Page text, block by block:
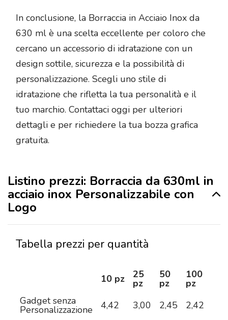
In conclusione, la Borraccia in Acciaio Inox da
630 ml è una scelta eccellente per coloro che
cercano un accessorio di idratazione con un
design sottile, sicurezza e la possibilità di
personalizzazione. Scegli uno stile di
idratazione che rifletta la tua personalità e il
tuo marchio. Contattaci oggi per ulteriori
dettagli e per richiedere la tua bozza grafica
gratuita.
Listino prezzi: Borraccia da 630ml in
acciaio inox Personalizzabile con
Logo
Tabella prezzi per quantità
10 pz 25
pz
50
pz
100
pz
Gadget senza
Personalizzazione 4,42 3,00 2,45 2,42